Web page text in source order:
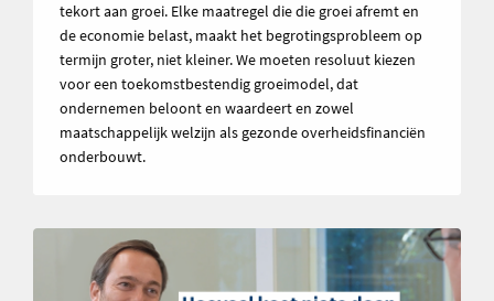
tekort aan groei. Elke maatregel die die groei afremt en
de economie belast, maakt het begrotingsprobleem op
termijn groter, niet kleiner. We moeten resoluut kiezen
voor een toekomstbestendig groeimodel, dat
ondernemen beloont en waardeert en zowel
maatschappelijk welzijn als gezonde overheidsfinanciën
onderbouwt.